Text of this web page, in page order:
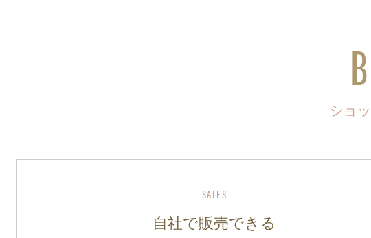
ショ
自社で販売できる